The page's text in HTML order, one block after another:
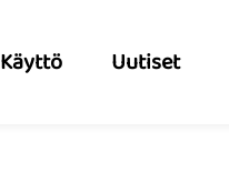
Käyttö Uutiset